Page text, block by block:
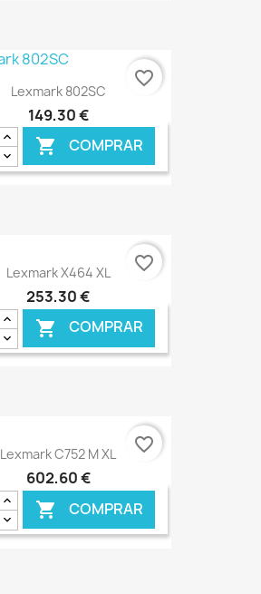
€ ONLINE
Lexmark 802SC
149,30 €
 COMPRAR
€ ONLINE
favorite_border
Lexmark X464 XL
253,30 €
 COMPRAR
€ ONLINE
favorite_border
Lexmark C752 M XL
602,60 €
 COMPRAR
favorite_border